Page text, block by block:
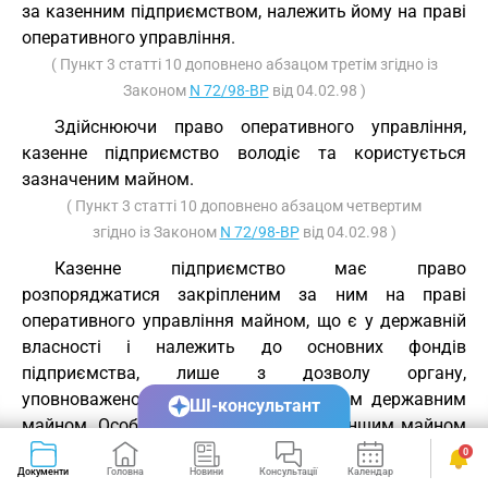
за казенним підприємством, належить йому на праві
оперативного управління.
( Пункт 3 статті 10 доповнено абзацом третім згідно із
Законом N 72/98-ВРвід 04.02.98 )
Здійснюючи право оперативного управління,
казенне підприємство володіє та користується
зазначеним майном.
( Пункт 3 статті 10 доповнено абзацом четвертим
згідно із Законом N 72/98-ВРвід 04.02.98 )
Казенне підприємство має право
розпоряджатися закріпленим за ним на праві
оперативного управління майном, що є у державній
власності і належить до основних фондів
підприємства, лише з дозволу органу,
уповноваженого управляти відповідним державним
майном. Особливості розпорядження іншим майном
казенного підприємства визначаються у його
статуті.
Документи Головна Новини Консультації Календар Сервіси
0
ШІ-консультант